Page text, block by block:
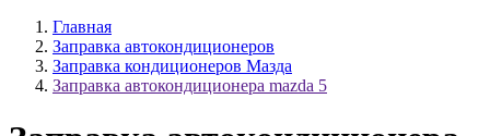
Главная
Заправка автокондиционеров
Заправка кондиционеров Мазда
Заправка автокондиционера mazda 5